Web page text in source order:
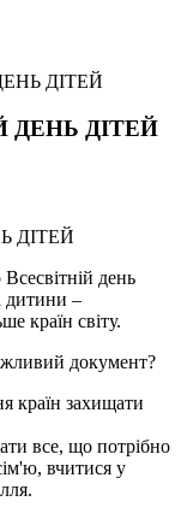
ДІТЕЙ
ДЕНЬ ДІТЕЙ
день
дитини –
країн світу.
документ?
країн захищати
все, що потрібно
вчитися у